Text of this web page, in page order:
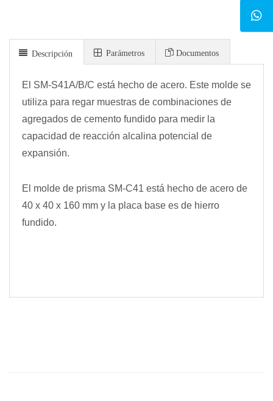
Descripción Parámetros Documentos
El SM-S41A/B/C está hecho de acero. Este molde se
utiliza para regar muestras de combinaciones de
agregados de cemento fundido para medir la
capacidad de reacción alcalina potencial de
expansión.
El molde de prisma SM-C41 está hecho de acero de
40 x 40 x 160 mm y la placa base es de hierro
fundido.